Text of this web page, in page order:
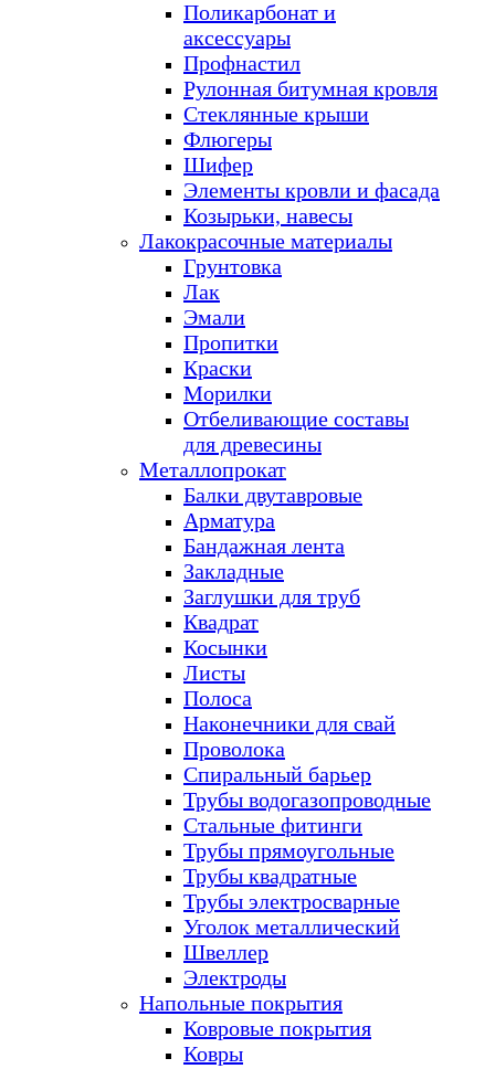
Поликарбонат и
аксессуары
Профнастил
Рулонная битумная кровля
Стеклянные крыши
Флюгеры
Шифер
Элементы кровли и фасада
Козырьки, навесы
Лакокрасочные материалы
Грунтовка
Лак
Эмали
Пропитки
Краски
Морилки
Отбеливающие составы
для древесины
Металлопрокат
Балки двутавровые
Арматура
Бандажная лента
Закладные
Заглушки для труб
Квадрат
Косынки
Листы
Полоса
Наконечники для свай
Проволока
Спиральный барьер
Трубы водогазопроводные
Стальные фитинги
Трубы прямоугольные
Трубы квадратные
Трубы электросварные
Уголок металлический
Швеллер
Электроды
Напольные покрытия
Ковровые покрытия
Ковры